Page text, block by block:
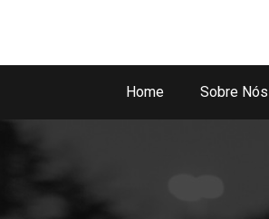
Home Sobre Nós